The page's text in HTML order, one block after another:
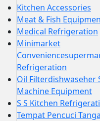
Kitchen Accessories
Meat & Fish
Medical Refrigeration
Minimarket
Refrigeration
Oil Filterdishwaseher
Machine Equipment
S S Kitchen
Tempat Pencuci